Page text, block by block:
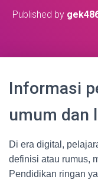
Published by
Informasi
umum dan
Di era digital,
definisi atau rumus,
Pendidikan ringan